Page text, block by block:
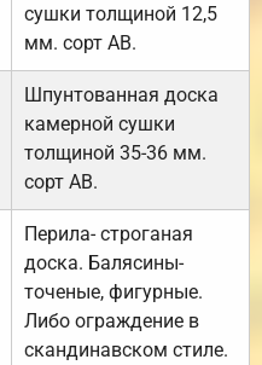
сушки толщиной 12,5
мм. сорт АВ.
Шпунтованная доска
камерной сушки
толщиной 35-36 мм.
сорт АВ.
Перила- строганая
доска. Балясины-
точеные, фигурные.
Либо ограждение в
скандинавском стиле.